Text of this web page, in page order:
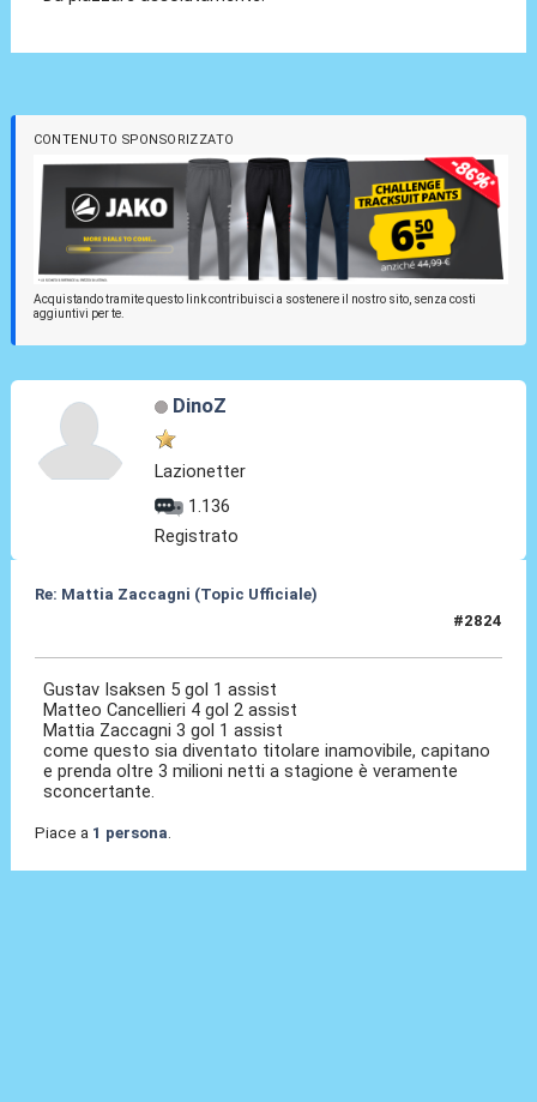
CONTENUTO SPONSORIZZATO
Acquistando tramite questo link contribuisci a sostenere il nostro sito, senza costi
aggiuntivi per te.
DinoZ
Lazionetter
1.136
Registrato
Re: Mattia Zaccagni (Topic Ufficiale)
#2824
Gustav Isaksen 5 gol 1 assist
Matteo Cancellieri 4 gol 2 assist
Mattia Zaccagni 3 gol 1 assist
come questo sia diventato titolare inamovibile, capitano
e prenda oltre 3 milioni netti a stagione è veramente
sconcertante.
Piace a 1 persona.